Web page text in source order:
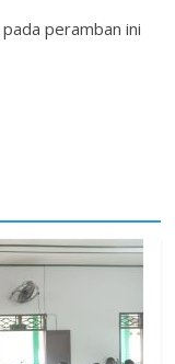
peramban ini